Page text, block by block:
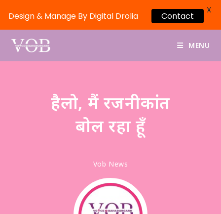
MENU
हैलो, मैं रजनीकांत
बोल रहा हूँ
Vob News
Design & Manage By Digital Drolia Contact
X